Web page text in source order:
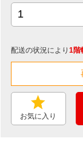
配送の状況により 1階
お気に入り